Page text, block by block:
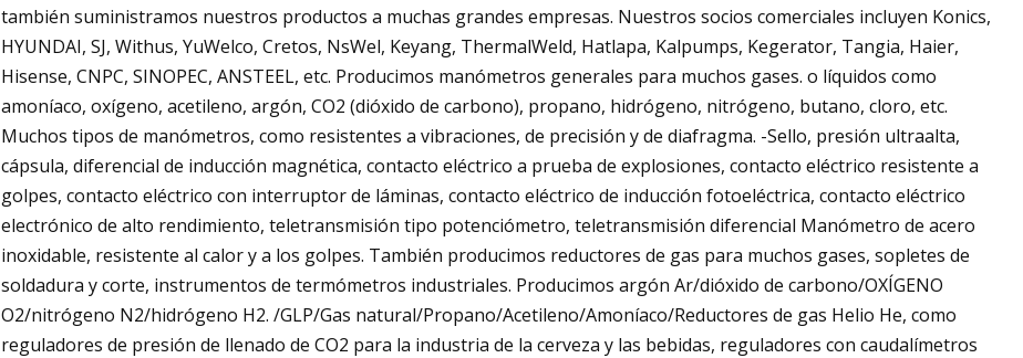
también suministramos nuestros productos a muchas grandes empresas. Nuestros socios comerciales incluyen Konics,
HYUNDAI, SJ, Withus, YuWelco, Cretos, NsWel, Keyang, ThermalWeld, Hatlapa, Kalpumps, Kegerator, Tangia, Haier,
Hisense, CNPC, SINOPEC, ANSTEEL, etc. Producimos manómetros generales para muchos gases. o líquidos como
amoníaco, oxígeno, acetileno, argón, CO2 (dióxido de carbono), propano, hidrógeno, nitrógeno, butano, cloro, etc.
Muchos tipos de manómetros, como resistentes a vibraciones, de precisión y de diafragma. -Sello, presión ultraalta,
cápsula, diferencial de inducción magnética, contacto eléctrico a prueba de explosiones, contacto eléctrico resistente a
golpes, contacto eléctrico con interruptor de láminas, contacto eléctrico de inducción fotoeléctrica, contacto eléctrico
electrónico de alto rendimiento, teletransmisión tipo potenciómetro, teletransmisión diferencial Manómetro de acero
inoxidable, resistente al calor y a los golpes. También producimos reductores de gas para muchos gases, sopletes de
soldadura y corte, instrumentos de termómetros industriales. Producimos argón Ar/dióxido de carbono/OXÍGENO
O2/nitrógeno N2/hidrógeno H2. /GLP/Gas natural/Propano/Acetileno/Amoníaco/Reductores de gas Helio He, como
reguladores de presión de llenado de CO2 para la industria de la cerveza y las bebidas, reguladores con caudalímetros